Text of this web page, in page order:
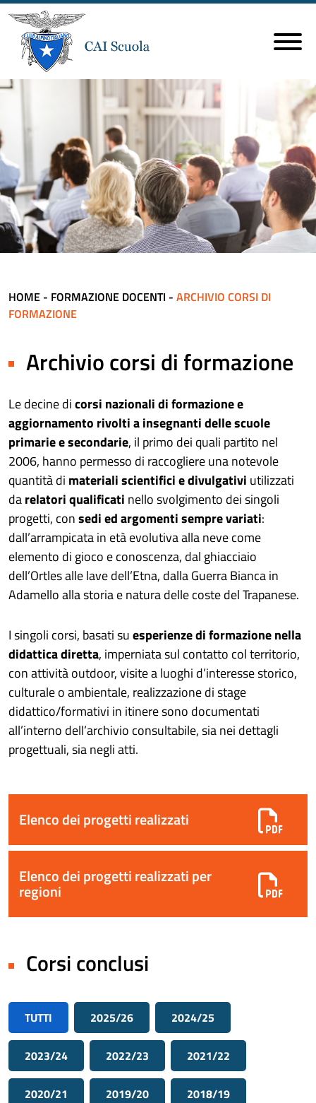
HOME - FORMAZIONE DOCENTI - ARCHIVIO CORSI DI
FORMAZIONE
Archivio corsi di formazione
Le decine dicorsi nazionali di formazione e
aggiornamento rivolti a insegnanti delle scuole
primarie e secondarie, il primo dei quali partito nel
2006, hanno permesso di raccogliere una notevole
quantità di materiali scientifici e divulgativi utilizzati
darelatori qualificati nello svolgimento dei singoli
progetti, consedi ed argomenti sempre variati:
dall’arrampicata in età evolutiva alla neve come
elemento di gioco e conoscenza, dal ghiacciaio
dell’Ortles alle lave dell’Etna, dalla Guerra Bianca in
Adamello alla storia e natura delle coste del Trapanese.
I singoli corsi, basati suesperienze di formazione nella
didattica diretta, imperniata sul contatto col territorio,
con attività outdoor, visite a luoghi d’interesse storico,
culturale o ambientale, realizzazione di stage
didattico/formativi in itinere sono documentati
all’interno dell’archivio consultabile, sia nei dettagli
progettuali, sia negli atti.
Elenco dei progetti realizzati
Elenco dei progetti realizzati per
regioni
Corsi conclusi
TUTTI 2025/26 2024/25
2023/24 2022/23 2021/22
2020/21 2019/20 2018/19